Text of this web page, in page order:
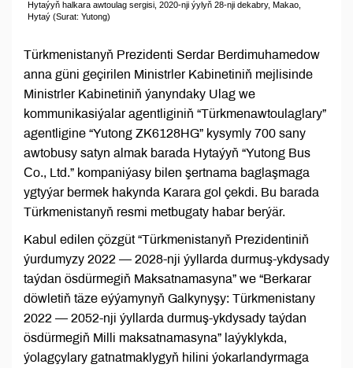
Hytaýyň halkara awtoulag sergisi, 2020-nji ýylyň 28-nji dekabry, Makao,
Hytaý (Surat: Yutong)
Türkmenistanyň Prezidenti Serdar Berdimuhamedow
anna güni geçirilen Ministrler Kabinetiniň mejlisinde
Ministrler Kabinetiniň ýanyndaky Ulag we
kommunikasiýalar agentliginiň “Türkmenawtoulaglary”
agentligine “Yutong ZK6128HG” kysymly 700 sany
awtobusy satyn almak barada Hytaýyň “Yutong Bus
Сo., Ltd.” kompaniýasy bilen şertnama baglaşmaga
ygtyýar bermek hakynda Karara gol çekdi. Bu barada
Türkmenistanyň resmi metbugaty habar berýär.
Kabul edilen çözgüt “Türkmenistanyň Prezidentiniň
ýurdumyzy 2022 — 2028-nji ýyllarda durmuş-ykdysady
taýdan ösdürmegiň Maksatnamasyna” we “Berkarar
döwletiň täze eýýamynyň Galkynyşy: Türkmenistany
2022 — 2052-nji ýyllarda durmuş-ykdysady taýdan
ösdürmegiň Milli maksatnamasyna” laýyklykda,
ýolagçylary gatnatmaklygyň hilini ýokarlandyrmaga